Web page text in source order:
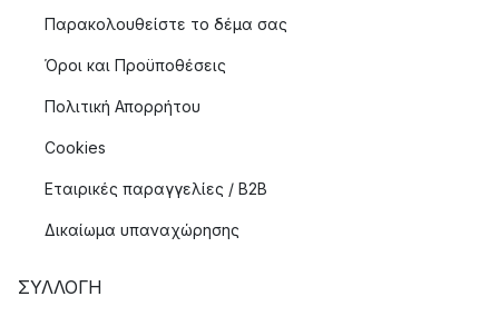
Παρακολουθείστε το δέμα σας
Όροι και Προϋποθέσεις
Πολιτική Απορρήτου
Cookies
Εταιρικές παραγγελίες / B2B
Δικαίωμα υπαναχώρησης
ΣΥΛΛΟΓΉ